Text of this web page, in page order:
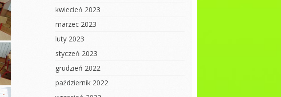
kwiecień 2023
marzec 2023
luty 2023
styczeń 2023
grudzień 2022
październik 2022